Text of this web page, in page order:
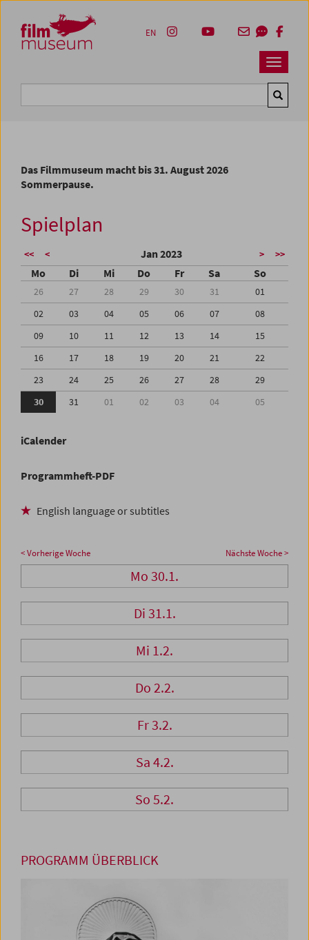
Zum Inhalt
Zum Hauptmenü
Zur Servicenavigation
Zum Suche
Navbar
EN
Das Filmmuseum macht bis 31. August 2026
Sommerpause.
Spielplan
<< < Jan 2023 > >>
Mo Di Mi Do Fr Sa So
26 27 28 29 30 31
01
02
03 04 05 06 07
08
09
10 11 12 13 14
15
16
17 18 19 20 21
22
23
24 25 26 27 28
29
30
31 01 02 03 04 05
iCalender
Programmheft-PDF
English language or subtitles
< Vorherige Woche Nächste Woche >
Mo 30.1.
Di 31.1.
Mi 1.2.
Do 2.2.
Fr 3.2.
Sa 4.2.
So 5.2.
PROGRAMM ÜBERBLICK